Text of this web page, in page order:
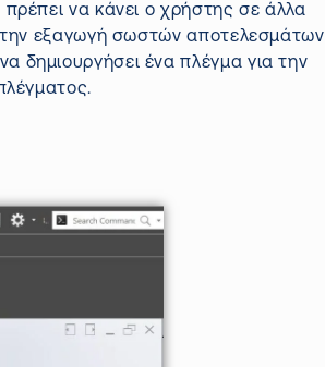
να κάνει ο χρήστης σε άλλα
την εξαγωγή σωστών αποτελεσμάτων
δημιουργήσει ένα πλέγμα για την